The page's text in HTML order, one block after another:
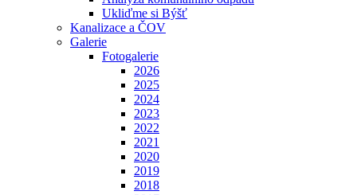
Ukliďme si Býšť
Kanalizace a ČOV
Galerie
Fotogalerie
2026
2025
2024
2023
2022
2021
2020
2019
2018